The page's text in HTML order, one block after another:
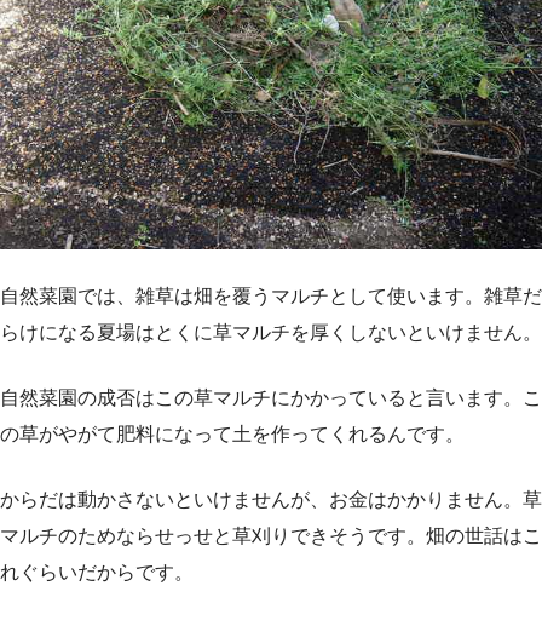
自然菜園では、雑草は畑を覆うマルチとして使います。雑草だ
らけになる夏場はとくに草マルチを厚くしないといけません。
自然菜園の成否はこの草マルチにかかっていると言います。こ
の草がやがて肥料になって土を作ってくれるんです。
からだは動かさないといけませんが、お金はかかりません。草
マルチのためならせっせと草刈りできそうです。畑の世話はこ
れぐらいだからです。